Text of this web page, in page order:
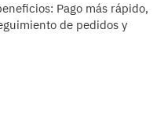
Pago más rápido,
de pedidos y